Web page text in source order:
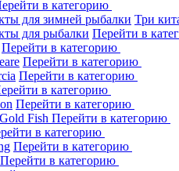
в категорию
для зимней рыбалки Три
для рыбалки Перейти в
Перейти в категорию
Перейти в категорию
Перейти в категорию
в категорию
Перейти в категорию
Gold Fish Перейти в категорию
в категорию
Перейти в категорию
Перейти в категорию